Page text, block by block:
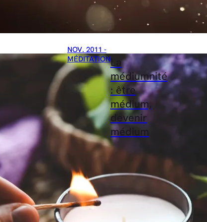
NOV. 2011 -
MÉDITATIONLa
médiumnité
: être
médium,
devenir
médium